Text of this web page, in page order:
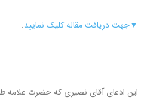
▼جهت دریافت مقاله کلیک نمایید.
این ادعای آقای نصیری که حضرت